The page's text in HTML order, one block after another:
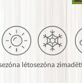
létosezóna zima